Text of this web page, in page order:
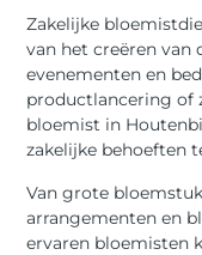
Zakelijke
van het creëren van
evenementen en
productlancering of
bloemist in
zakelijke behoeften
Van grote
arrangementen en
ervaren bloemisten